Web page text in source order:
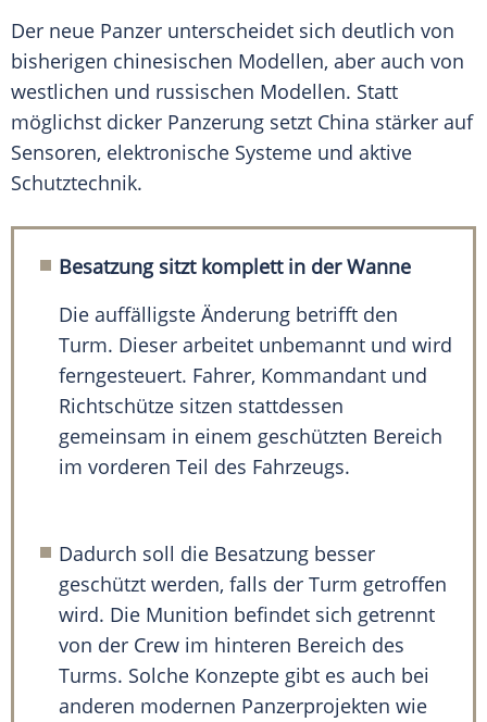
Der neue Panzer unterscheidet sich deutlich von
bisherigen chinesischen Modellen, aber auch von
westlichen und russischen Modellen. Statt
möglichst dicker Panzerung setzt China stärker auf
Sensoren, elektronische Systeme und aktive
Schutztechnik.
Besatzung sitzt komplett in der Wanne
Die auffälligste Änderung betrifft den
Turm. Dieser arbeitet unbemannt und wird
ferngesteuert. Fahrer, Kommandant und
Richtschütze sitzen stattdessen
gemeinsam in einem geschützten Bereich
im vorderen Teil des Fahrzeugs.
Dadurch soll die Besatzung besser
geschützt werden, falls der Turm getroffen
wird. Die Munition befindet sich getrennt
von der Crew im hinteren Bereich des
Turms. Solche Konzepte gibt es auch bei
anderen modernen Panzerprojekten wie